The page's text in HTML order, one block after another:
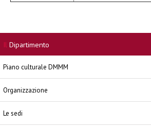
Il Dipartimento
Piano culturale DMMM
Organizzazione
Le sedi